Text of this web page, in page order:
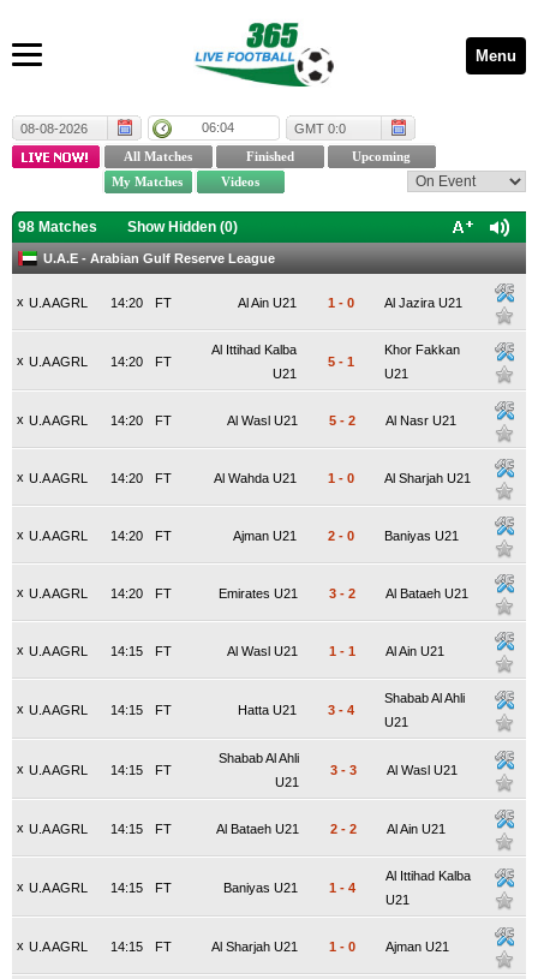
Menu
08-08-2026 06:04 GMT 0:0
98 Matches Show Hidden (0)
U.A.E - Arabian Gulf Reserve League
x U.A AGRL FT
14:20 Al Ain U21 1 - 0 Al Jazira U21
x U.A AGRL FT
14:20
Al Ittihad Kalba
U21
5 - 1
Khor Fakkan
U21
x U.A AGRL FT
14:20 Al Wasl U21 5 - 2 Al Nasr U21
x U.A AGRL FT
14:20 Al Wahda U21 1 - 0 Al Sharjah U21
x U.A AGRL FT
14:20 Ajman U21 2 - 0 Baniyas U21
x U.A AGRL FT
14:20 Emirates U21 3 - 2 Al Bataeh U21
x U.A AGRL FT
14:15 Al Wasl U21 1 - 1 Al Ain U21
x U.A AGRL FT
14:15 Hatta U21 3 - 4
Shabab Al Ahli
U21
x U.A AGRL FT
14:15
Shabab Al Ahli
U21
3 - 3 Al Wasl U21
x U.A AGRL FT
14:15 Al Bataeh U21 2 - 2 Al Ain U21
x U.A AGRL FT
14:15 Baniyas U21 1 - 4
Al Ittihad Kalba
U21
x U.A AGRL FT
14:15 Al Sharjah U21 1 - 0 Ajman U21